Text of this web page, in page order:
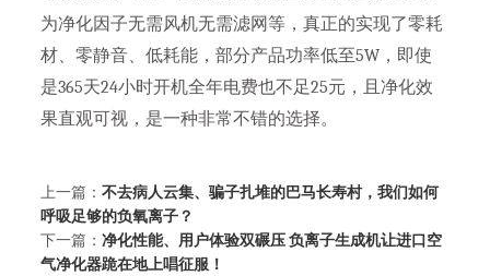
为净化因子无需风机无需滤网等，真正的实现了零耗
材、零静音、低耗能，部分产品功率低至5W，即使
是365天24小时开机全年电费也不足25元，且净化效
果直观可视，是一种非常不错的选择。
上一篇：不去病人云集、骗子扎堆的巴马长寿村，我们如何
呼吸足够的负氧离子？
下一篇：净化性能、用户体验双碾压 负离子生成机让进口空
气净化器跪在地上唱征服！